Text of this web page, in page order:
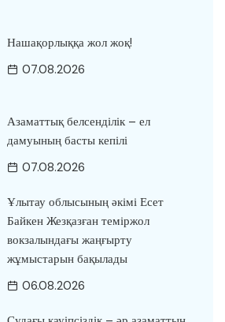
Нашақорлыққа жол жоқ!
07.08.2026
Азаматтық белсенділік – ел
дамуының басты кепілі
07.08.2026
Ұлытау облысының әкімі Есет
Байкен Жезқазған теміржол
вокзалындағы жаңғырту
жұмыстарын бақылады
06.08.2026